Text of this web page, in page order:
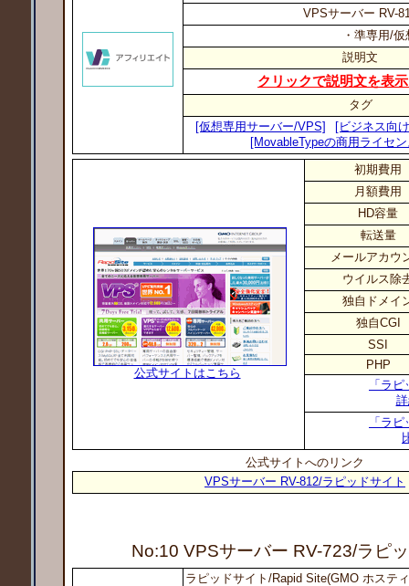
VPSサーバー RV-
・準専用/
説明文
クリックで説明文を表
タグ
[仮想専用サーバー/VPS]
[ビジネス向
[MovableTypeの商用ライセ
公式サイトはこちら
初期費用
月額費用
HD容量
転送量
メールアカウ
ウイルス除
独自ドメイ
独自CGI
SSI
PHP
「ラ
「ラ
公式サイトへのリンク
VPSサーバー RV-812/ラピッドサイト
No:10 VPSサーバー RV-723/ラピ
ラピッドサイト/Rapid Site(GMO ホステ